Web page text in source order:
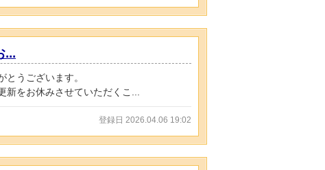
...
うございます。
をお休みさせていただくこ...
登録日 2026.04.06 19:02